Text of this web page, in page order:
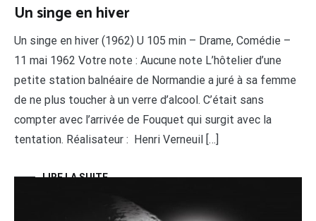
Un singe en hiver
Un singe en hiver (1962) U 105 min – Drame, Comédie –
11 mai 1962 Votre note : Aucune note L’hôtelier d’une
petite station balnéaire de Normandie a juré à sa femme
de ne plus toucher à un verre d’alcool. C’était sans
compter avec l’arrivée de Fouquet qui surgit avec la
tentation. Réalisateur : Henri Verneuil […]
LIRE LA SUITE